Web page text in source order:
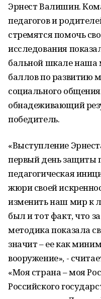
Эрнест Валишин.
педагогов и
стремятся помочь
исследования
бальной шкале наша
баллов по развитию
социального
обнадеживающий
победитель.
«Выступление
первый день защиты
педагогическая
жюри своей
изменить наш мир к
был и тот факт, что
методика показала
значит – ее как
вооружение», -
«Моя страна – моя
Российского